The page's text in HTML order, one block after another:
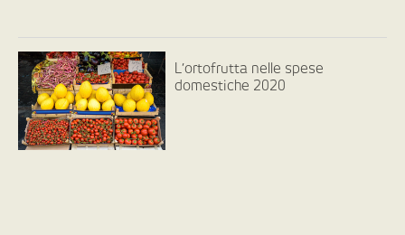
L’ortofrutta nelle spese
domestiche 2020